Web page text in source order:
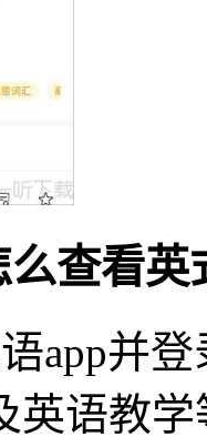
查看英
app并
英语教